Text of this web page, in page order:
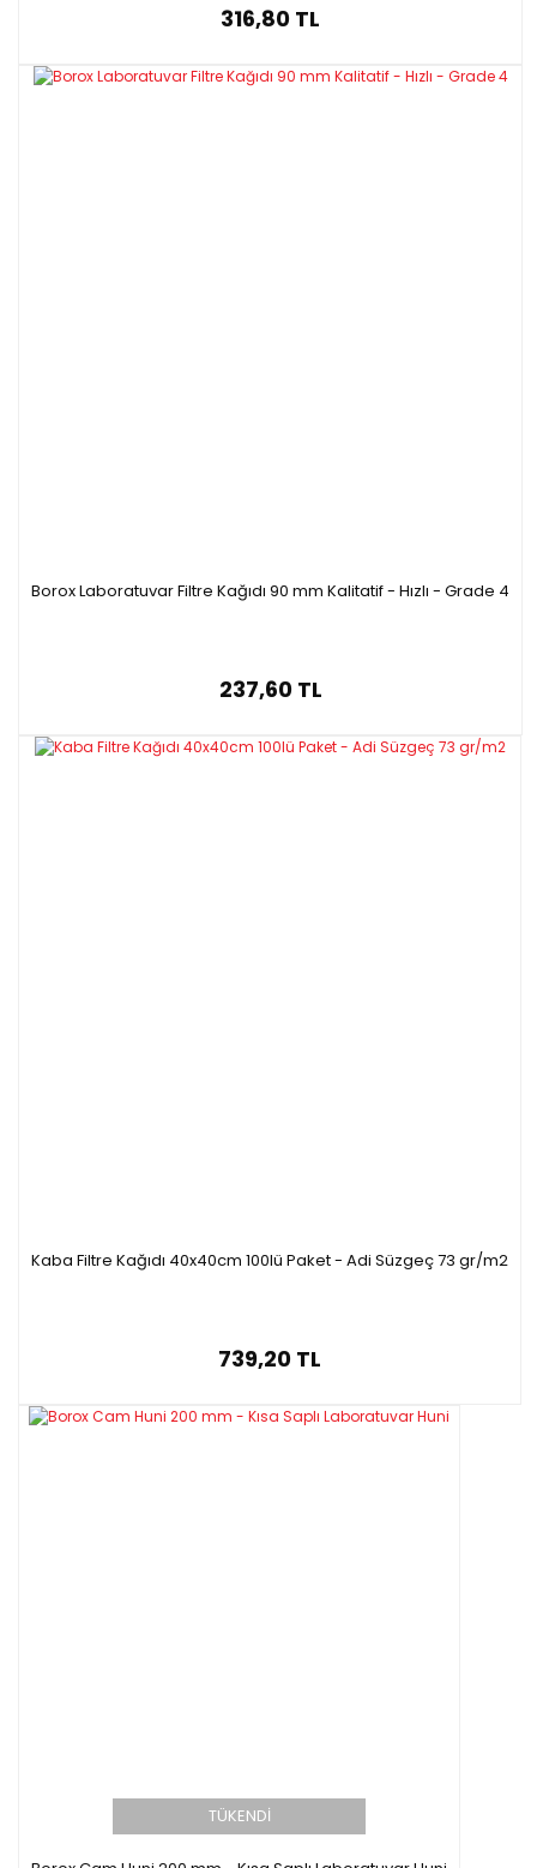
316,80 TL
Borox Laboratuvar Filtre Kağıdı 90 mm Kalitatif - Hızlı - Grade 4
237,60 TL
Kaba Filtre Kağıdı 40x40cm 100lü Paket - Adi Süzgeç 73 gr/m2
739,20 TL
TÜKENDİ